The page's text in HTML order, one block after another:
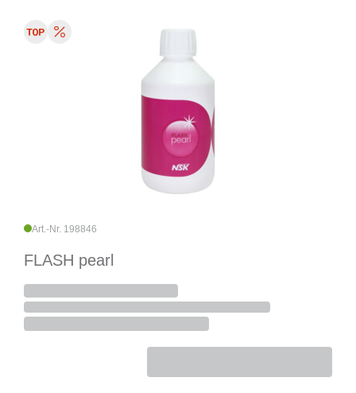
Art.-Nr. 198846
FLASH pearl